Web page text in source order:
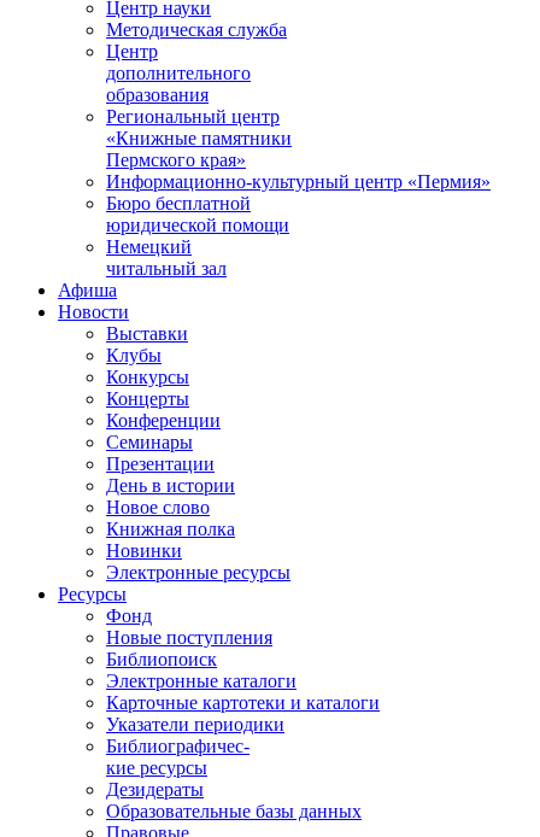
Центр науки
Методическая служба
Центр
дополнительного
образования
Региональный центр
«Книжные памятники
Пермского края»
Информационно-культурный центр «Пермия»
Бюро бесплатной
юридической помощи
Немецкий
читальный зал
Афиша
Новости
Выставки
Клубы
Конкурсы
Концерты
Конференции
Семинары
Презентации
День в истории
Новое слово
Книжная полка
Новинки
Электронные ресурсы
Ресурсы
Фонд
Новые поступления
Библиопоиск
Электронные каталоги
Карточные картотеки и каталоги
Указатели периодики
Библиографичес-
кие ресурсы
Дезидераты
Образовательные базы данных